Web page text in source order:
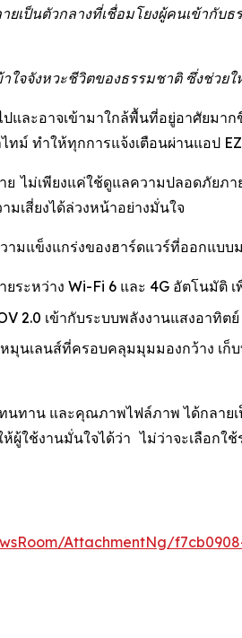
ยเป็นตัวกลางที่เชื่อมโยงผู้คนเข้ากับ
ใจจังหวะชีวิตของธรรมชาติ ซึ่งช่ว
ปและอาจเข้ามาใกล้พื้นที่อยู่อาศั
ทม์ ทำให้ทุกการแจ้งเตือนผ่านแอป
ย ไม่เพียงแค่ใช้ดูแลความปลอดภัย
มเสี่ยงได้ล่วงหน้าอย่างมั่นใจ
มแข็งแกร่งของฮาร์ดแวร์ที่ออกแบบ
ยระหว่าง Wi-Fi 6 และ 4G อัตโน
2.0 เข้ากับระบบพลังงานแสงอาทิ
เลนส์ที่ครอบคลุมมุมมองกว้าง เก็บ
นทาน และคุณภาพไฟล์ภาพ ได้กลา
ห้ผู้ใช้งานมั่นใจได้ว่า ไม่ว่าจะเลือ
AttachmentNg/